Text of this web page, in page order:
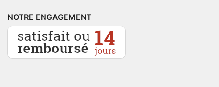
NOTRE ENGAGEMENT